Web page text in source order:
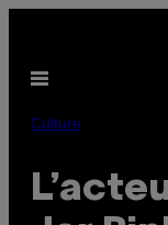
content
Open
Culture